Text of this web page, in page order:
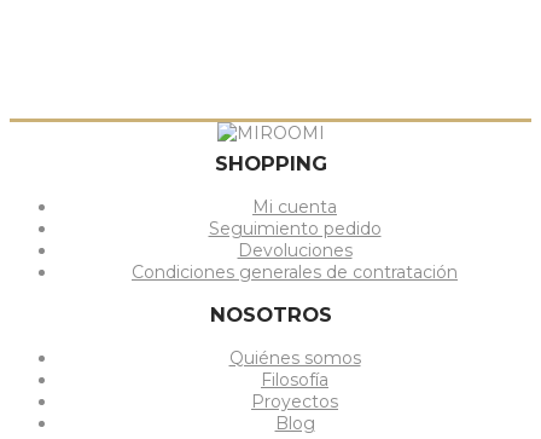
SHOPPING
Mi cuenta
Seguimiento pedido
Devoluciones
Condiciones generales de contratación
NOSOTROS
Quiénes somos
Filosofía
Proyectos
Blog